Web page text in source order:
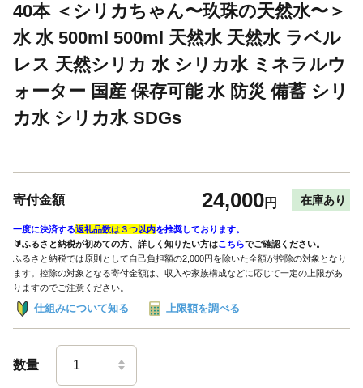
40本 ＜シリカちゃん〜玖珠の天然水〜＞
水 水 500ml 500ml 天然水 天然水 ラベル
レス 天然シリカ 水 シリカ水 ミネラルウ
ォーター 国産 保存可能 水 防災 備蓄 シリ
カ水 シリカ水 SDGs
寄付金額 24,000円 在庫あり
一度に決済する返礼品数は３つ以内を推奨しております。
🔰ふるさと納税が初めての方、詳しく知りたい方はこちらでご確認ください。
ふるさと納税では原則として自己負担額の2,000円を除いた全額が控除の対象となり
ます。控除の対象となる寄付金額は、収入や家族構成などに応じて一定の上限があ
りますのでご注意ください。
仕組みについて知る 上限額を調べる
数量